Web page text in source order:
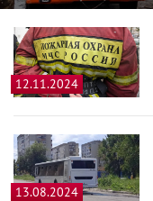
12.11.2024
13.08.2024